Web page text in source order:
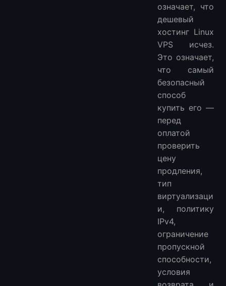
означает, что
дешевый
хостинг Linux
VPS исчез.
Это означает,
что самый
безопасный
способ
купить его —
перед
оплатой
проверить
цену
продления,
тип
виртуализаци
и, политику
IPv4,
ограничение
пропускной
способности,
условия